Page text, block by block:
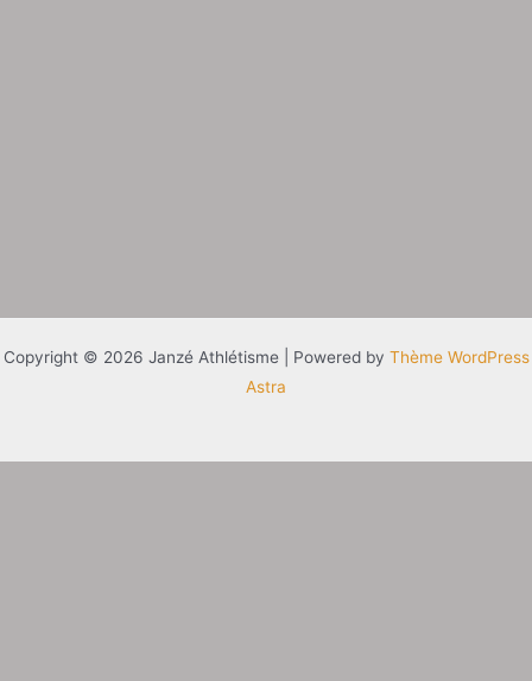
Copyright © 2026 Janzé Athlétisme | Powered by Thème WordPress
Astra